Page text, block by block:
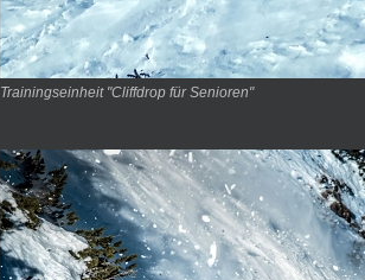
Trainingseinheit "Cliffdrop für Senioren"